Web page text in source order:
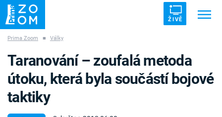
ŽIVĚ
ZÁHADY VETŘELCI DÁVNOVĚKU
Prima Zoom ■ Války
Taranování – zoufalá metoda
útoku, která byla součástí bojové
taktiky